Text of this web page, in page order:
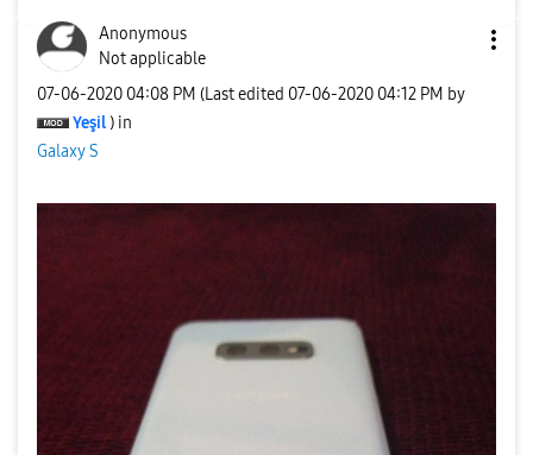
Anonymous
Not applicable
‎07-06-2020 04:08 PM (Last edited ‎07-06-2020 04:12 PM by
Yeşil ) in
Galaxy S